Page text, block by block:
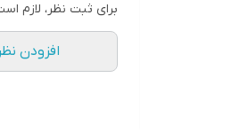
برای ثبت نظر، لازم
افزودن نظر